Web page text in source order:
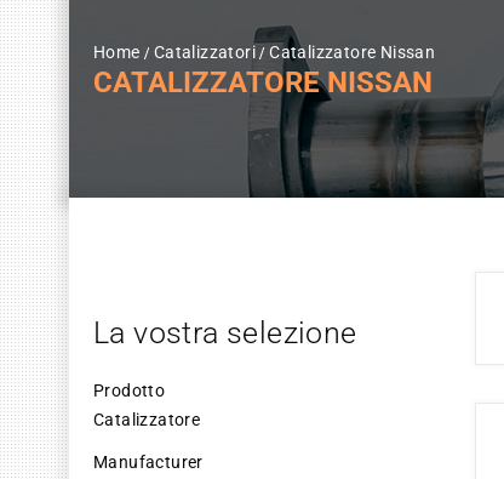
Home Catalizzatori Catalizzatore Nissan
CATALIZZATORE NISSAN
La vostra selezione
Prodotto
Catalizzatore
Manufacturer